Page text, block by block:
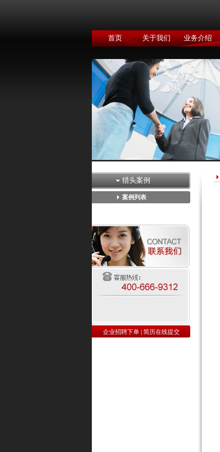
首页 关于我们 业务介绍
猎头案例
案例列表
企业招聘下单 简历在线提交